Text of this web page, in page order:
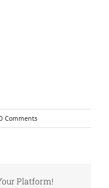
Comments
Platform!